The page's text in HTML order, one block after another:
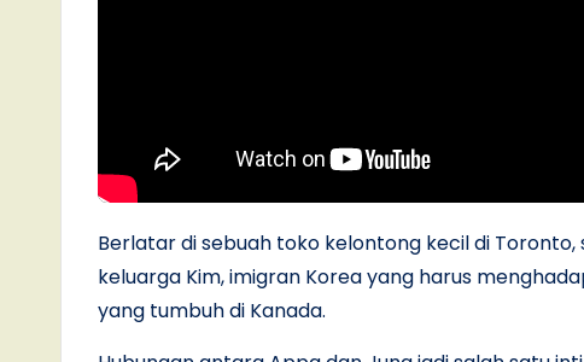
Berlatar di sebuah toko kelontong kecil di Toronto,
keluarga Kim, imigran Korea yang harus
yang tumbuh di Kanada.